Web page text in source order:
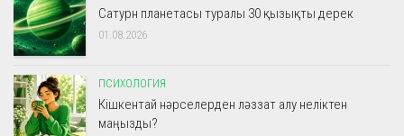
Сатурн планетасы туралы 30 қызықты дерек
01.08.2026
ПСИХОЛОГИЯ
Кішкентай нәрселерден ләззат алу неліктен
маңызды?